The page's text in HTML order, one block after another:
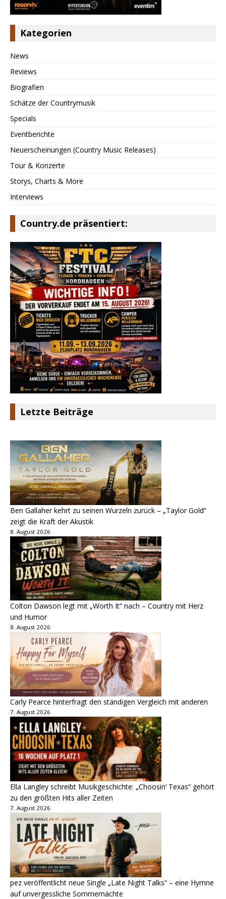
Kategorien
News
Reviews
Biografien
Schätze der Countrymusik
Specials
Eventberichte
Neuerscheinungen (Country Music Releases)
Tour & Konzerte
Storys, Charts & More
Interviews
Country.de präsentiert:
Letzte Beiträge
Ben Gallaher kehrt zu seinen Wurzeln zurück – „Taylor Gold“
zeigt die Kraft der Akustik
8. August 2026
Colton Dawson legt mit „Worth It“ nach – Country mit Herz
und Humor
8. August 2026
Carly Pearce hinterfragt den ständigen Vergleich mit anderen
7. August 2026
Ella Langley schreibt Musikgeschichte: „Choosin‘ Texas“ gehört
zu den größten Hits aller Zeiten
7. August 2026
pez veröffentlicht neue Single „Late Night Talks“ – eine Hymne
auf unvergessliche Sommernächte